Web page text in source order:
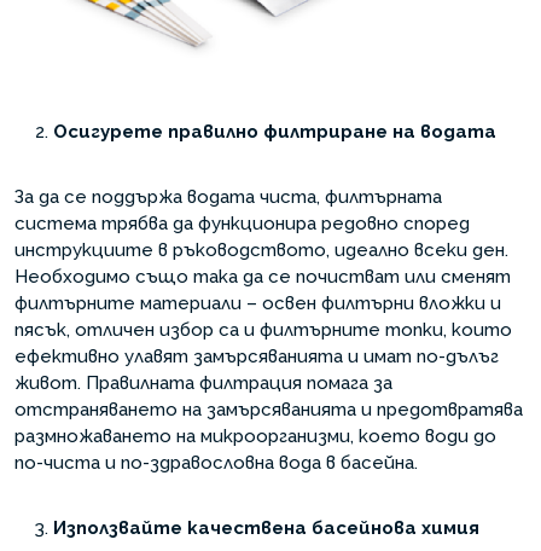
Осигурете правилно филтриране на водата
За да се поддържа водата чиста, филтърната
система трябва да функционира редовно според
инструкциите в ръководството, идеално всеки ден.
Необходимо също така да се почистват или сменят
филтърните материали – освен филтърни вложки и
пясък, отличен избор са и филтърните топки, които
ефективно улавят замърсяванията и имат по-дълъг
живот. Правилната филтрация помага за
отстраняването на замърсяванията и предотвратява
размножаването на микроорганизми, което води до
по-чиста и по-здравословна вода в басейна.
Използвайте качествена басейнова химия